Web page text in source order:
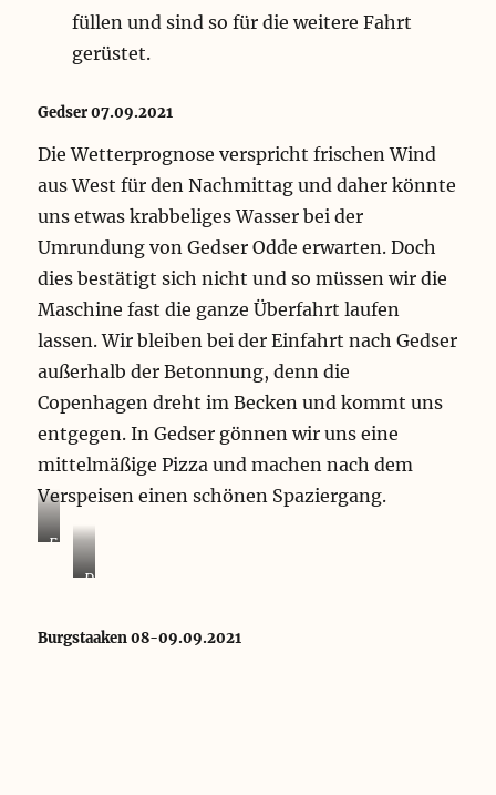
füllen und sind so für die weitere Fahrt
gerüstet.
Gedser 07.09.2021
Die Wetterprognose verspricht frischen Wind
aus West für den Nachmittag und daher könnte
uns etwas krabbeliges Wasser bei der
Umrundung von Gedser Odde erwarten. Doch
dies bestätigt sich nicht und so müssen wir die
Maschine fast die ganze Überfahrt laufen
lassen. Wir bleiben bei der Einfahrt nach Gedser
außerhalb der Betonnung, denn die
Copenhagen dreht im Becken und kommt uns
entgegen. In Gedser gönnen wir uns eine
mittelmäßige Pizza und machen nach dem
Verspeisen einen schönen Spaziergang.
E
a
D
C
Burgstaaken 08-09.09.2021